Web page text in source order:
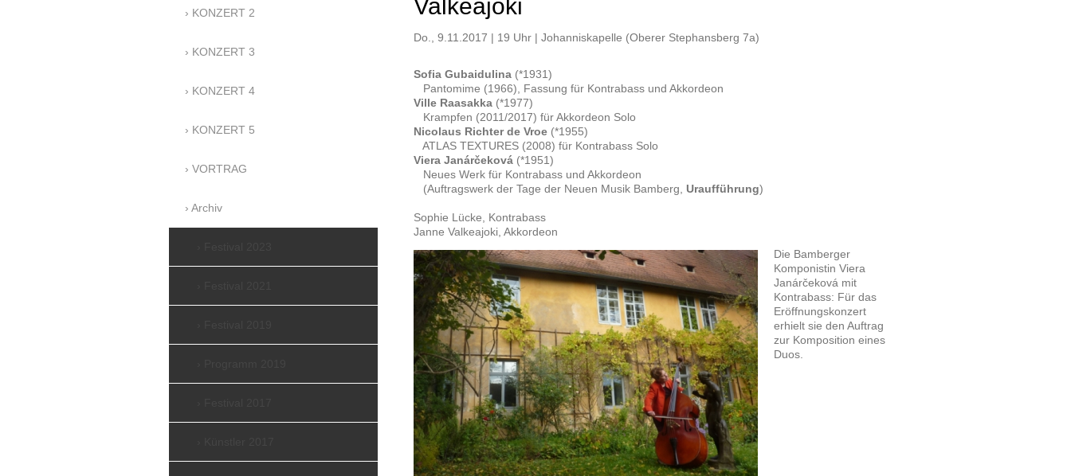
Valkeajoki
Do., 9.11.2017 | 19 Uhr | Johanniskapelle (Oberer Stephansberg 7a)
Sofia Gubaidulina (*1931)
Pantomime (1966), Fassung für Kontrabass und Akkordeon
Ville Raasakka (*1977)
Krampfen (2011/2017) für Akkordeon Solo
Nicolaus Richter de Vroe (*1955)
ATLAS TEXTURES (2008) für Kontrabass Solo
Viera Janárčeková (*1951)
Neues Werk für Kontrabass und Akkordeon
(Auftragswerk der Tage der Neuen Musik Bamberg, Uraufführung)
Sophie Lücke, Kontrabass
Janne Valkeajoki, Akkordeon
Die Bamberger
Komponistin Viera
Janárčeková mit
Kontrabass: Für das
Eröffnungskonzert
erhielt sie den Auftrag
zur Komposition eines
Duos.
KONZERT 2
KONZERT 3
KONZERT 4
KONZERT 5
VORTRAG
Archiv